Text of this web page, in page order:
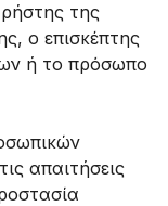
της
ο επισκέπτης
ή το πρόσωπο
απαιτήσεις